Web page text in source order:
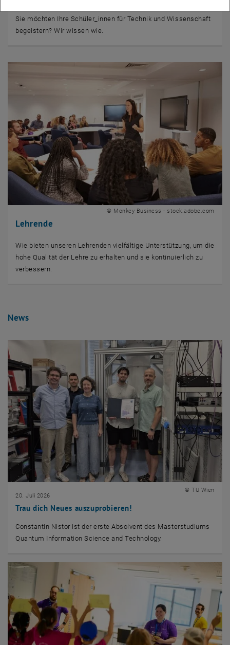
Sie möchten Ihre Schüler_innen für Technik und Wissenschaft
begeistern? Wir wissen wie.
Lehrende
© Monkey Business - stock.adobe.com
Wie bieten unseren Lehrenden vielfältige Unterstützung, um die
hohe Qualität der Lehre zu erhalten und sie kontinuierlich zu
verbessern.
News
Trau dich Neues auszuprobieren!
20. Juli 2026
© TU Wien
Constantin Nistor ist der erste Absolvent des Masterstudiums
Quantum Information Science and Technology.